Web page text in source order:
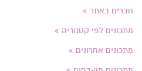
חברים באתר
מתכונים לפי קטגוריה
מתכונים אחרונים